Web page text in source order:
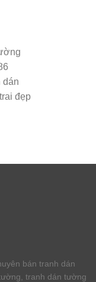
dán
đẹp
bán tranh dán
tranh dán tường